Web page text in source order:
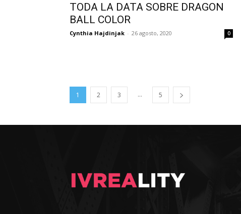
TODA LA DATA SOBRE DRAGON
BALL COLOR
Cynthia Hajdinjak - 26 agosto, 2020 0
1 2 3 ... 5